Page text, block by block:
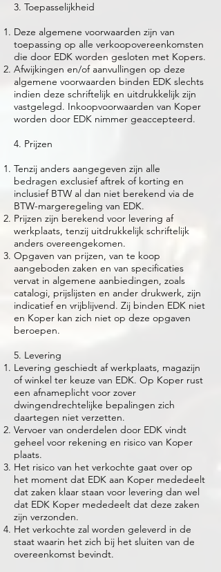
3. Toepasselijkheid
Deze algemene voorwaarden zijn van
toepassing op alle verkoopovereenkomsten
die door EDK worden gesloten met Kopers.
Afwijkingen en/of aanvullingen op deze
algemene voorwaarden binden EDK slechts
indien deze schriftelijk en uitdrukkelijk zijn
vastgelegd. Inkoopvoorwaarden van Koper
worden door EDK nimmer geaccepteerd.
4. Prijzen
Tenzij anders aangegeven zijn alle
bedragen exclusief aftrek of korting en
inclusief BTW al dan niet berekend via de
BTW-margeregeling van EDK.
Prijzen zijn berekend voor levering af
werkplaats, tenzij uitdrukkelijk schriftelijk
anders overeengekomen.
Opgaven van prijzen, van te koop
aangeboden zaken en van specificaties
vervat in algemene aanbiedingen, zoals
catalogi, prijslijsten en ander drukwerk, zijn
indicatief en vrijblijvend. Zij binden EDK niet
en Koper kan zich niet op deze opgaven
beroepen.
5. Levering
Levering geschiedt af werkplaats, magazijn
of winkel ter keuze van EDK. Op Koper rust
een afnameplicht voor zover
dwingendrechtelijke bepalingen zich
daartegen niet verzetten.
Vervoer van onderdelen door EDK vindt
geheel voor rekening en risico van Koper
plaats.
Het risico van het verkochte gaat over op
het moment dat EDK aan Koper mededeelt
dat zaken klaar staan voor levering dan wel
dat EDK Koper mededeelt dat deze zaken
zijn verzonden.
Het verkochte zal worden geleverd in de
staat waarin het zich bij het sluiten van de
overeenkomst bevindt.